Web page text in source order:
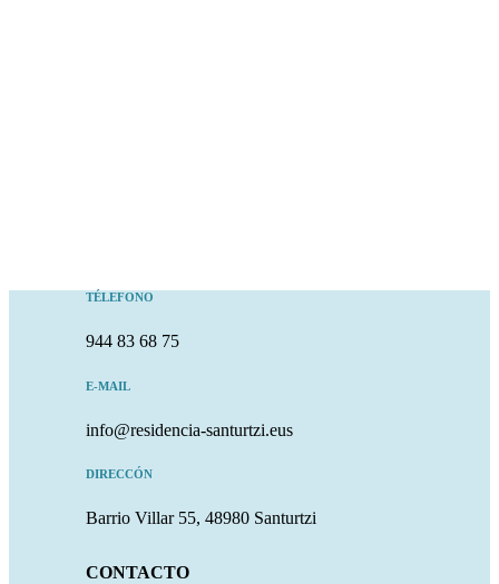
TÉLEFONO
944 83 68 75
E-MAIL
info@residencia-santurtzi.eus
DIRECCÓN
Barrio Villar 55, 48980 Santurtzi
CONTACTO